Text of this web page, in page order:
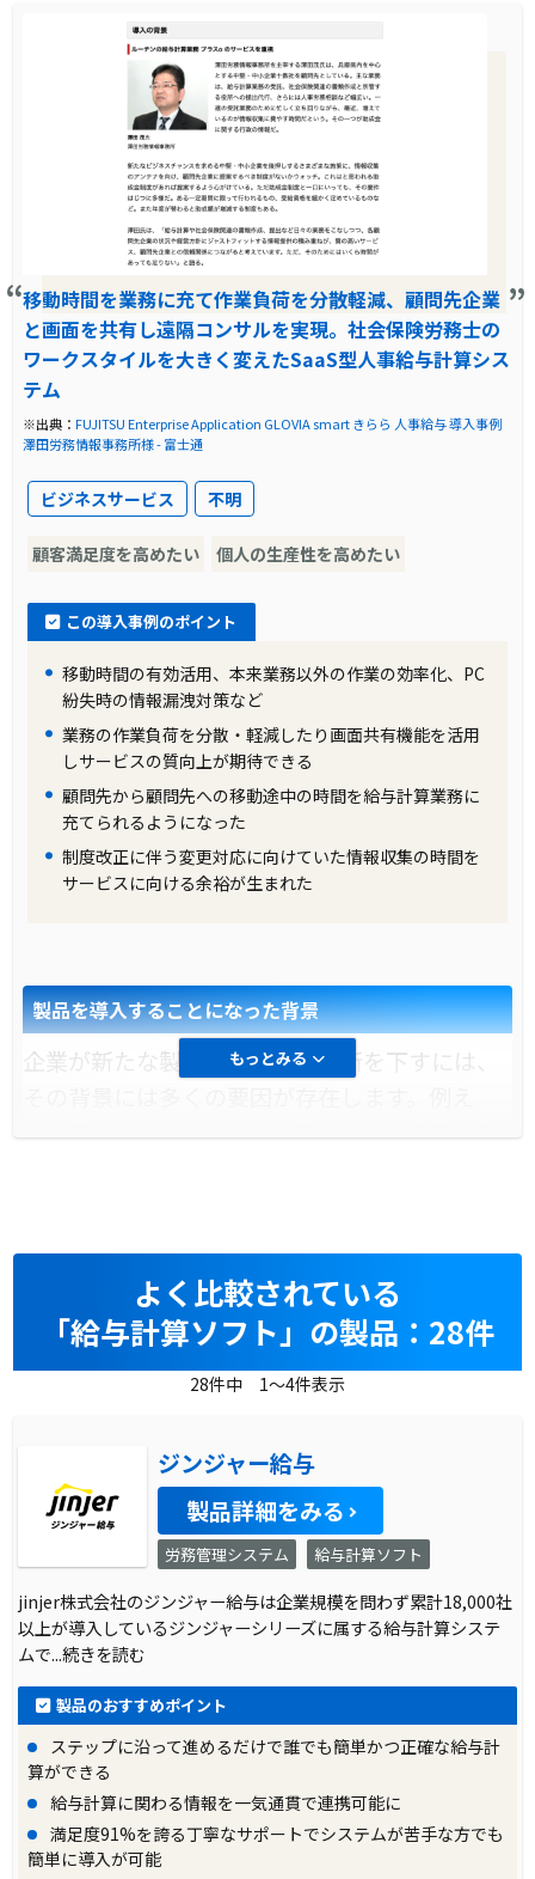
移動時間を業務に充て作業負荷を分散軽減、顧問先企業
と画面を共有し遠隔コンサルを実現。社会保険労務士の
ワークスタイルを大きく変えたSaaS型人事給与計算シス
テム
※出典：FUJITSU Enterprise Application GLOVIA smart きらら 人事給与 導入事例
澤田労務情報事務所様 - 富士通
ビジネスサービス 不明
顧客満足度を高めたい 個人の生産性を高めたい
この導入事例のポイント
移動時間の有効活用、本来業務以外の作業の効率化、PC
紛失時の情報漏洩対策など
業務の作業負荷を分散・軽減したり画面共有機能を活用
しサービスの質向上が期待できる
顧問先から顧問先への移動途中の時間を給与計算業務に
充てられるようになった
制度改正に伴う変更対応に向けていた情報収集の時間を
サービスに向ける余裕が生まれた
もっとみる
製品を導入することになった背景
企業が新たな製品を導入する決断を下すには、
ば、市場の変化に迅速に対応するための業務効
れた情報基盤の構築が不可欠となるケースもあ
ります。
導入前に企業が抱えていた課題
ることが一般的です。これには、情報の分散に
よる業務の非効率性や、古いシステムに依存し
た作業の遅延、さらには顧客ニーズに対する迅
速な対応が困難であるという問題が含まれま
す。これらの課題は、企業の成長を阻害し、市
場での競争力を低下させる原因となります。
導入前の課題に対する解決策
これらの課題に対処するためには、業務プロセ
スの見直しとそれを支えるシステムの導入が効
果的です。具体的には、業務の自動化を促進す
ることで作業時間の短縮を図り、情報の一元管
よく比較されている
「給与計算ソフト」の製品：28件
28件中 1～4件表示
ジンジャー給与
製品詳細をみる
労務管理システム 給与計算ソフト
jinjer株式会社のジンジャー給与は企業規模を問わず累計18,000社
以上が導入しているジンジャーシリーズに属する給与計算システ
ムで...続きを読む
製品のおすすめポイント
ステップに沿って進めるだけで誰でも簡単かつ正確な給与計
算ができる
給与計算に関わる情報を一気通貫で連携可能に
満足度91%を誇る丁寧なサポートでシステムが苦手な方でも
簡単に導入が可能